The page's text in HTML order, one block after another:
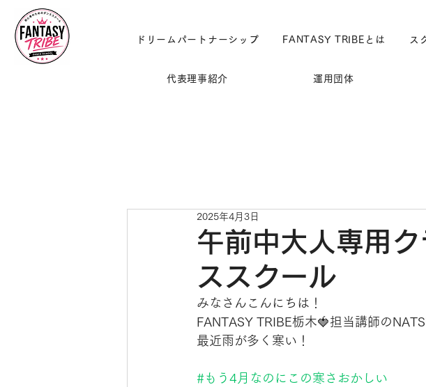
ドリームパートナーシップ FANTASY TRIBEとは ス
代表理事紹介 運用団体
午前中大人専用
ススクール
2025年4月3日
みなさんこんにちは！
FANTASY TRIBE栃木🍓担当講師の
最近雨が多く寒い！
#もう4月なのにこの寒さおかしい